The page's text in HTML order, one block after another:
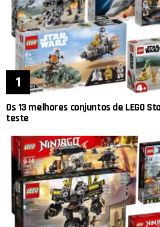
Os 13 melhores conjuntos de LEGO
teste